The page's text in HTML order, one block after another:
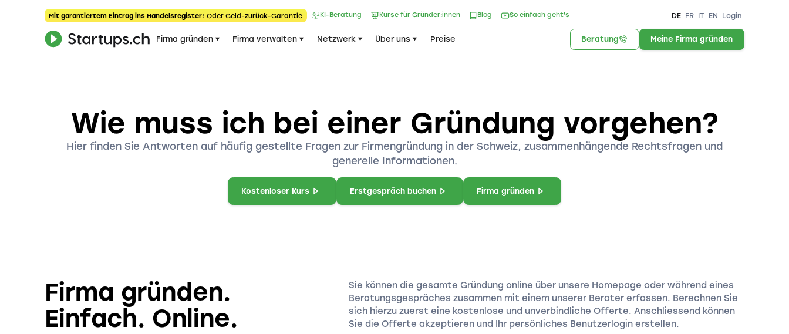
Mit garantiertem Eintrag ins Handelsregister! Oder Geld-zurück-Garantie​ KI-Beratung Kurse für Gründer:innen Blog So einfach geht's DE FR IT EN Login
Firma gründen Firma verwalten Netzwerk Über uns Preise Beratung Meine Firma gründen
Wie muss ich bei einer Gründung vorgehen?
Hier finden Sie Antworten auf häufig gestellte Fragen zur Firmengründung in der Schweiz, zusammenhängende Rechtsfragen und
generelle Informationen.
Kostenloser Kurs Erstgespräch buchen Firma gründen
Firma gründen.
Einfach. Online.
Sie können die gesamte Gründung online über unsere Homepage oder während eines
Beratungsgespräches zusammen mit einem unserer Berater erfassen. Berechnen Sie
sich hierzu zuerst eine kostenlose und unverbindliche Offerte. Anschliessend können
Sie die Offerte akzeptieren und Ihr persönliches Benutzerlogin erstellen.